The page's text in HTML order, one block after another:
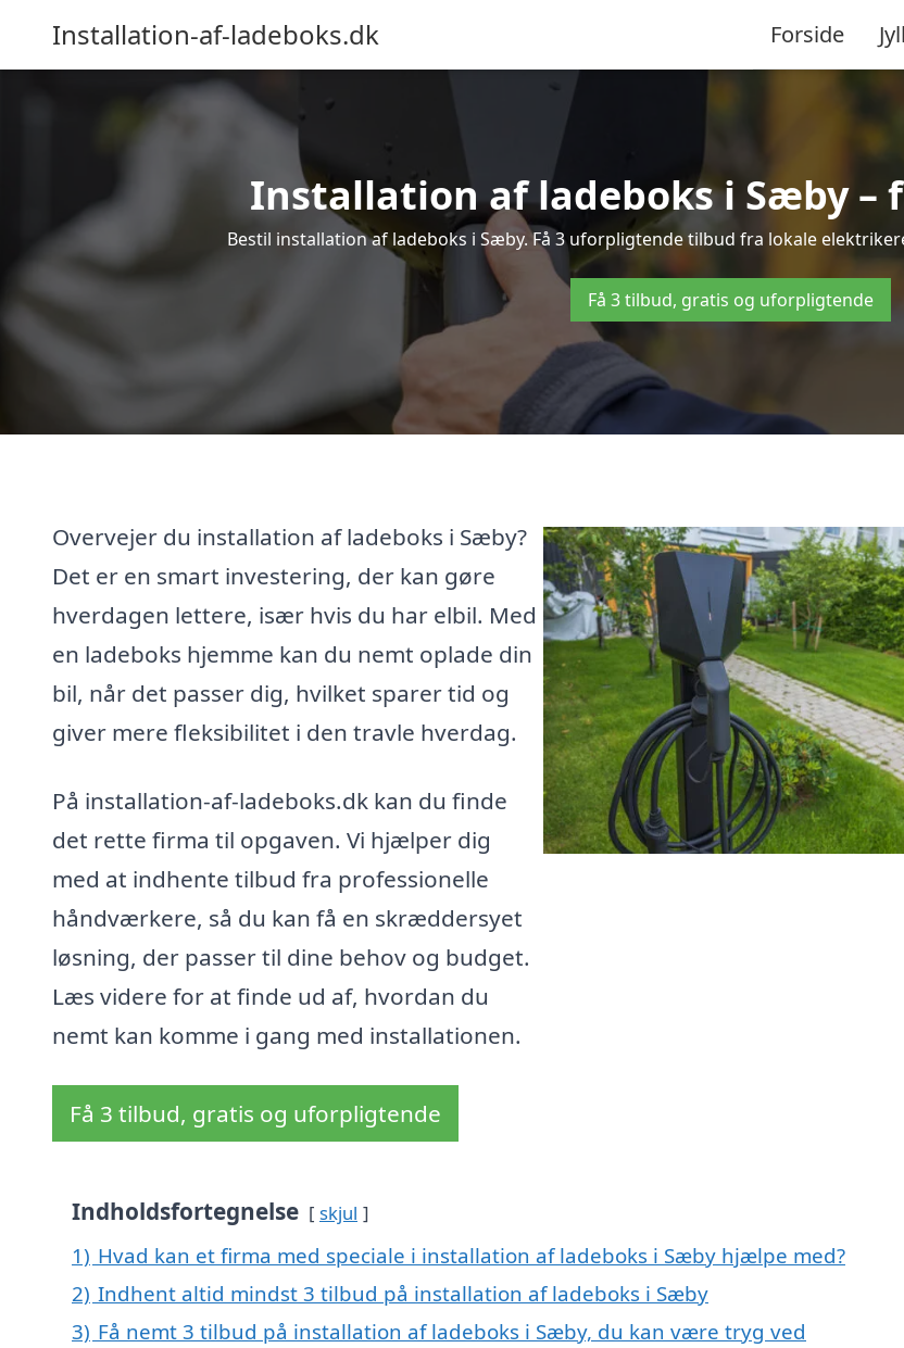
Installation-af-ladeboks.dk Forside
Installation af ladeboks i Sæby –
Bestil installation af ladeboks i Sæby. Få 3 uforpligtende tilbud fra lokale
Få 3 tilbud, gratis og uforpligtende
Overvejer du installation af ladeboks i Sæby?
Det er en smart investering, der kan gøre
hverdagen lettere, især hvis du har elbil. Med
en ladeboks hjemme kan du nemt oplade din
bil, når det passer dig, hvilket sparer tid og
giver mere fleksibilitet i den travle hverdag.
På installation-af-ladeboks.dk kan du finde
det rette firma til opgaven. Vi hjælper dig
med at indhente tilbud fra professionelle
håndværkere, så du kan få en skræddersyet
løsning, der passer til dine behov og budget.
Læs videre for at finde ud af, hvordan du
nemt kan komme i gang med installationen.
Få 3 tilbud, gratis og uforpligtende
Indholdsfortegnelse skjul
1) Hvad kan et firma med speciale i installation af ladeboks i Sæby hjælpe med?
2) Indhent altid mindst 3 tilbud på installation af ladeboks i Sæby
3) Få nemt 3 tilbud på installation af ladeboks i Sæby, du kan være tryg ved